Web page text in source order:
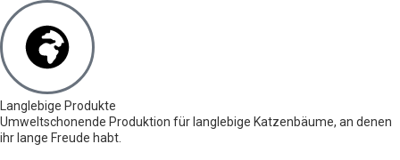
Langlebige Produkte
Umweltschonende Produktion für langlebige Katzenbäume, an denen
ihr lange Freude habt.